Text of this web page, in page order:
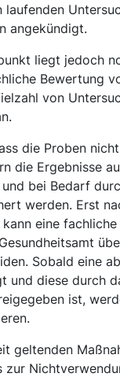
laufenden
angekündigt.
liegt jedoch
Bewertung
von
die Proben
die Ergebnisse
bei Bedarf
werden. Erst
eine
Sobald eine
und diese durch
ist,
geltenden
zur